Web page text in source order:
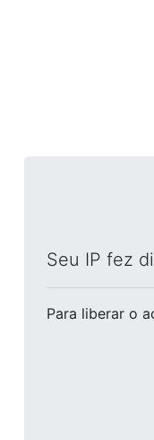
Seu IP fez
Para liberar o